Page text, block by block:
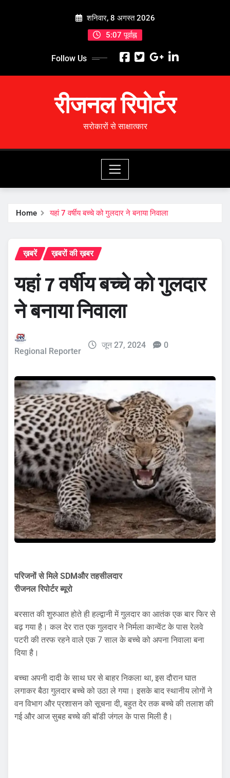
शनिवार, 8 अगस्त 2026
5:07 पूर्वाह्न
Follow Us
रीजनल रिपोर्टर
सरोकारों से साक्षात्कार
Home यहां 7 वर्षीय बच्चे को गुलदार ने बनाया निवाला
ख़बरें ख़बरों की ख़बर
यहां 7 वर्षीय बच्चे को गुलदार
ने बनाया निवाला
Regional Reporter
जून 27, 2024 0
परिजनों से मिले SDMऔर तहसीलदार
रीजनल रिपोर्टर ब्यूरो
बरसात की शुरुआत होते ही हल्द्वानी में गुलदार का आतंक एक बार फिर से
बढ़ गया है। कल देर रात एक गुलदार ने निर्मला कान्वेंट के पास रेलवे
पटरी की तरफ रहने वाले एक 7 साल के बच्चे को अपना निवाला बना
दिया है।
बच्चा अपनी दादी के साथ घर से बाहर निकला था, इस दौरान घात
लगाकर बैठा गुलदार बच्चे को उठा ले गया। इसके बाद स्थानीय लोगों ने
वन विभाग और प्रशासन को सूचना दी, बहुत देर तक बच्चे की तलाश की
गई और आज सुबह बच्चे की बाॅडी जंगल के पास मिली है।